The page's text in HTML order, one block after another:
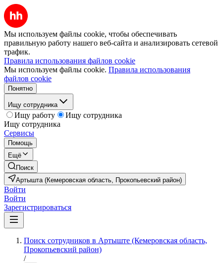
Мы используем файлы cookie, чтобы обеспечивать
правильную работу нашего веб-сайта и анализировать сетевой
трафик.
Правила использования файлов cookie
Мы используем файлы cookie. Правила использования
файлов cookie
Понятно
Ищу сотрудника
Ищу работу
Ищу сотрудника
Ищу сотрудника
Сервисы
Помощь
Ещё
Поиск
Артышта (Кемеровская область, Прокопьевский район)
Войти
Войти
Зарегистрироваться
Поиск сотрудников в Артыште (Кемеровская область,
Прокопьевский район)
/